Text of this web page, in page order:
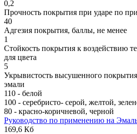
0,2
Прочность покрытия при ударе по
40
Адгезия покрытия, баллы, не менее
1
Стойкость покрытия к воздействию
для цвета
5
Укрывистость высушенного
эмали
110 - белой
100 - серебристо- серой, желтой,
80 - красно-коричневой, черной
Руководство по применению на
169,6 Кб